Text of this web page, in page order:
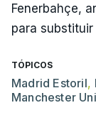
Fenerbahçe,
para substituir
TÓPICOS
Madrid Estoril,
Manchester